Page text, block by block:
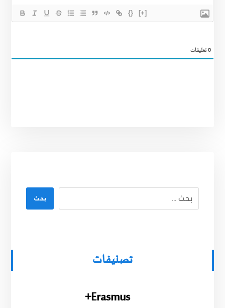
{} [+]
0تعليقات
بحث
تصنيفات
Erasmus+